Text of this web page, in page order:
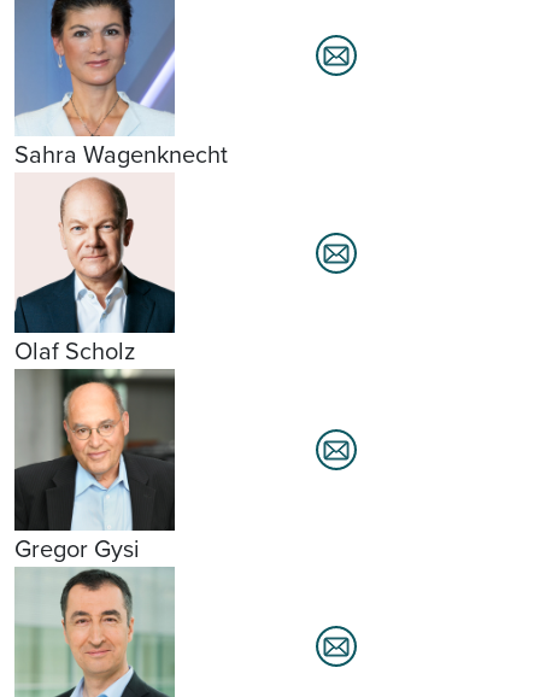
Sahra Wagenknecht
Olaf Scholz
Gregor Gysi